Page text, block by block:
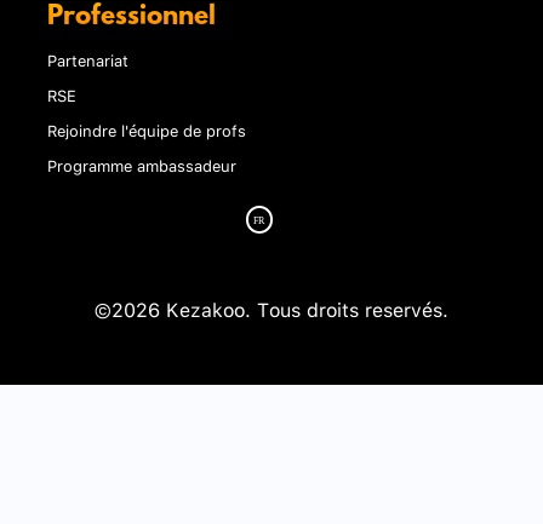
Professionnel
Partenariat
RSE
Rejoindre l'équipe de profs
Programme ambassadeur
©2026 Kezakoo. Tous droits reservés.